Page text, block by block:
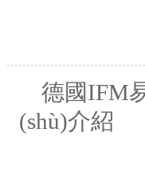
德國IFM
(shù)介紹